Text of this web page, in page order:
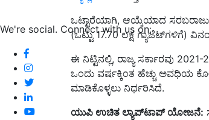
We're social. Connect with us on:
ಒಟ್ಟಾರೆಯಾಗಿ, ಆಯ್ಕೆಯಾದ ಸರಬರಾಜು
(ಒಟ್ಟು 17.70 ಲಕ್ಷ ಗ್ಯಾಜೆಟ್‌ಗಳಿಗೆ)
ಈ ನಿಟ್ಟಿನಲ್ಲಿ, ರಾಜ್ಯ ಸರ್ಕಾರವು
ಒಂದು ವರ್ಷಕ್ಕಿಂತ ಹೆಚ್ಚು ಅವಧಿಯ
ಮಾಡಿಕೊಳ್ಳಲು ನಿರ್ಧರಿಸಿದೆ.
ಯುಪಿ ಉಚಿತ ಲ್ಯಾಪ್‌ಟಾಪ್ ಯೋಜನೆ: